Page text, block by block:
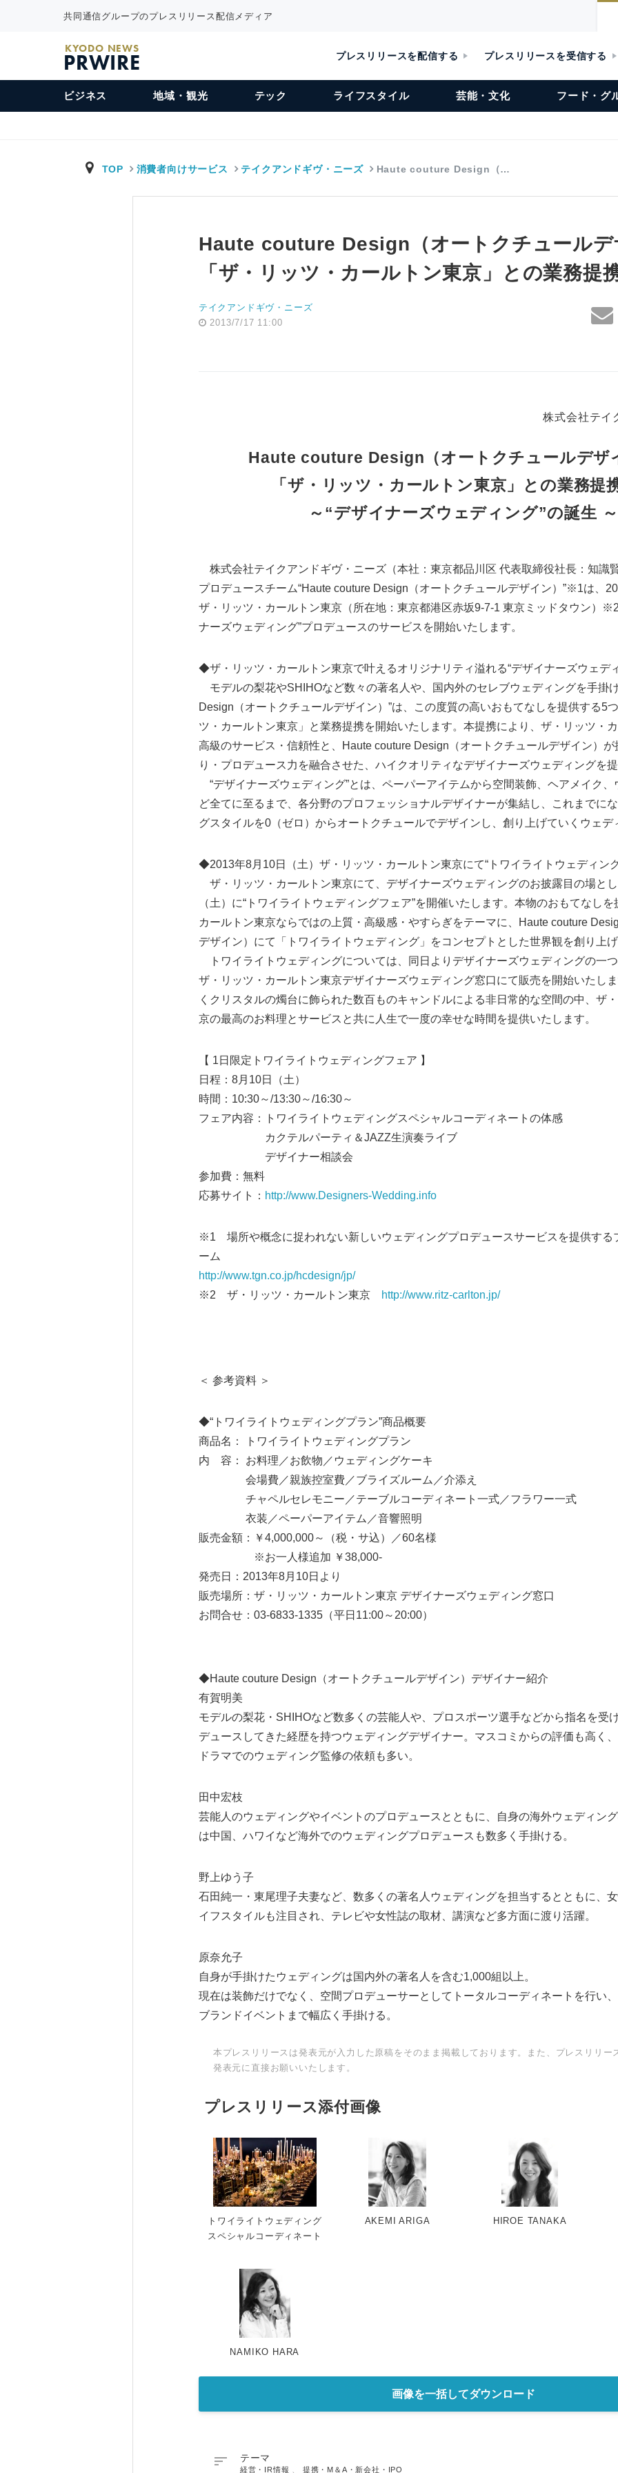
共同通信グループのプレスリリース配信メディア
KYODO NEWS
PRWIRE プレスリリースを配信する プレスリリースを受信する
ビジネス 地域・観光 テック ライフスタイル 芸能・文化 フード・グ
TOP 消費者向けサービス テイクアンドギヴ・ニーズ Haute couture Design（…
Haute couture Design（オートクチュールデ
「ザ・リッツ・カールトン東京」との業務提
テイクアンドギヴ・ニーズ
2013/7/17 11:00
株式会社テイ
Haute couture Design（オートクチュールデザ
「ザ・リッツ・カールトン東京」との業務提
～“デザイナーズウェディング”の誕生 ～
株式会社テイクアンドギヴ・ニーズ（本社：東京都品川区 代表取締役社長：知
プロデュースチーム“Haute couture Design（オートクチュールデザイン）”※1は、
ザ・リッツ・カールトン東京（所在地：東京都港区赤坂9-7-1 東京ミッドタウン）
ナーズウェディング”プロデュースのサービスを開始いたします。
◆ザ・リッツ・カールトン東京で叶えるオリジナリティ溢れる“デザイナーズウェデ
モデルの梨花やSHIHOなど数々の著名人や、国内外のセレブウェディングを手掛
Design（オートクチュールデザイン）”は、この度質の高いおもてなしを提供する5
ツ・カールトン東京」と業務提携を開始いたします。本提携により、ザ・リッツ・
高級のサービス・信頼性と、Haute couture Design（オートクチュールデザイン）
り・プロデュース力を融合させた、ハイクオリティなデザイナーズウェディングを提
“デザイナーズウェディング”とは、ペーパーアイテムから空間装飾、ヘアメイク、
ど全てに至るまで、各分野のプロフェッショナルデザイナーが集結し、これまでに
グスタイルを0（ゼロ）からオートクチュールでデザインし、創り上げていくウェデ
◆2013年8月10日（土）ザ・リッツ・カールトン東京にて“トワイライトウェディン
ザ・リッツ・カールトン東京にて、デザイナーズウェディングのお披露目の場と
（土）に“トワイライトウェディングフェア”を開催いたします。本物のおもてなしを
カールトン東京ならではの上質・高級感・やすらぎをテーマに、Haute couture
デザイン）にて「トワイライトウェディング」をコンセプトとした世界観を創り上げ
トワイライトウェディングについては、同日よりデザイナーズウェディングの一
ザ・リッツ・カールトン東京デザイナーズウェディング窓口にて販売を開始いたし
くクリスタルの燭台に飾られた数百ものキャンドルによる非日常的な空間の中、ザ
京の最高のお料理とサービスと共に人生で一度の幸せな時間を提供いたします。
【 1日限定トワイライトウェディングフェア 】
日程：8月10日（土）
時間：10:30～/13:30～/16:30～
フェア内容：トワイライトウェディングスペシャルコーディネートの体感
カクテルパーティ＆JAZZ生演奏ライブ
デザイナー相談会
参加費：無料
応募サイト： http://www.Designers-Wedding.info
※1 場所や概念に捉われない新しいウェディングプロデュースサービスを提供する
ーム
http://www.tgn.co.jp/hcdesign/jp/
※2 ザ・リッツ・カールトン東京
http://www.ritz-carlton.jp/
＜ 参考資料 ＞
◆“トワイライトウェディングプラン”商品概要
商品名： トワイライトウェディングプラン
内 容： お料理／お飲物／ウェディングケーキ
会場費／親族控室費／ブライズルーム／介添え
チャペルセレモニー／テーブルコーディネート一式／フラワー一式
衣装／ペーパーアイテム／音響照明
販売金額：￥4,000,000～（税・サ込）／60名様
※お一人様追加 ￥38,000-
発売日：2013年8月10日より
販売場所：ザ・リッツ・カールトン東京 デザイナーズウェディング窓口
お問合せ：03-6833-1335（平日11:00～20:00）
◆Haute couture Design（オートクチュールデザイン）デザイナー紹介
有賀明美
モデルの梨花・SHIHOなど数多くの芸能人や、プロスポーツ選手などから指名を受
デュースしてきた経歴を持つウェディングデザイナー。マスコミからの評価も高く
ドラマでのウェディング監修の依頼も多い。
田中宏枝
芸能人のウェディングやイベントのプロデュースとともに、自身の海外ウェディン
は中国、ハワイなど海外でのウェディングプロデュースも数多く手掛ける。
野上ゆう子
石田純一・東尾理子夫妻など、数多くの著名人ウェディングを担当するとともに、
イフスタイルも注目され、テレビや女性誌の取材、講演など多方面に渡り活躍。
原奈允子
自身が手掛けたウェディングは国内外の著名人を含む1,000組以上。
現在は装飾だけでなく、空間プロデューサーとしてトータルコーディネートを行い
ブランドイベントまで幅広く手掛ける。
本プレスリリースは発表元が入力した原稿をそのまま掲載しております。また、プレスリリー
発表元に直接お願いいたします。
プレスリリース添付画像
トワイライトウェディング
スペシャルコーディネート
AKEMI ARIGA HIROE TANAKA
NAMIKO HARA
画像を一括してダウンロード
 テーマ
経営・IR情報 提携・M＆A・新会社・IPO
Japanese